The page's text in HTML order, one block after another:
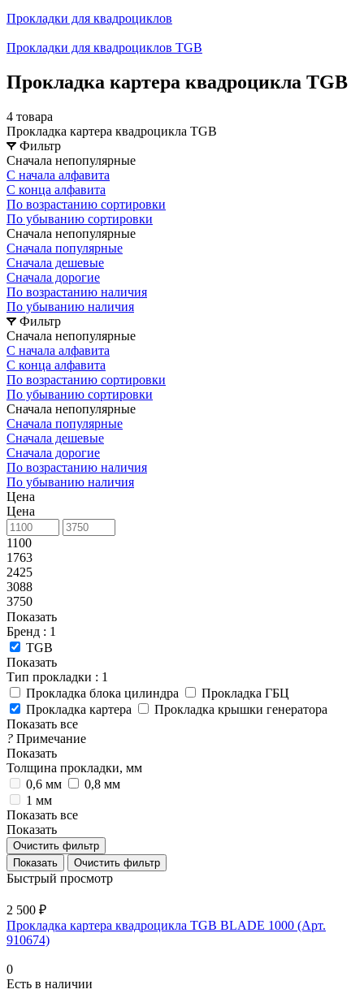
Прокладки для квадроциклов
Прокладки для квадроциклов TGB
Прокладка картера квадроцикла TGB
4 товара
Прокладка картера квадроцикла TGB
Фильтр
Сначала непопулярные
С начала алфавита
С конца алфавита
По возрастанию сортировки
По убыванию сортировки
Сначала непопулярные
Сначала популярные
Сначала дешевые
Сначала дорогие
По возрастанию наличия
По убыванию наличия
Фильтр
Сначала непопулярные
С начала алфавита
С конца алфавита
По возрастанию сортировки
По убыванию сортировки
Сначала непопулярные
Сначала популярные
Сначала дешевые
Сначала дорогие
По возрастанию наличия
По убыванию наличия
Цена
Цена
1100
1763
2425
3088
3750
Показать
Бренд : 1
TGB
Показать
Тип прокладки : 1
Прокладка блока цилиндра
Прокладка ГБЦ
Прокладка картера
Прокладка крышки генератора
Показать все
? Примечание
Показать
Толщина прокладки, мм
0,6 мм
0,8 мм
1 мм
Показать все
Показать
Очистить фильтр
Очистить фильтр
Быстрый просмотр
2 500 ₽
Прокладка картера квадроцикла TGB BLADE 1000 (Арт.
910674)
0
Есть в наличии